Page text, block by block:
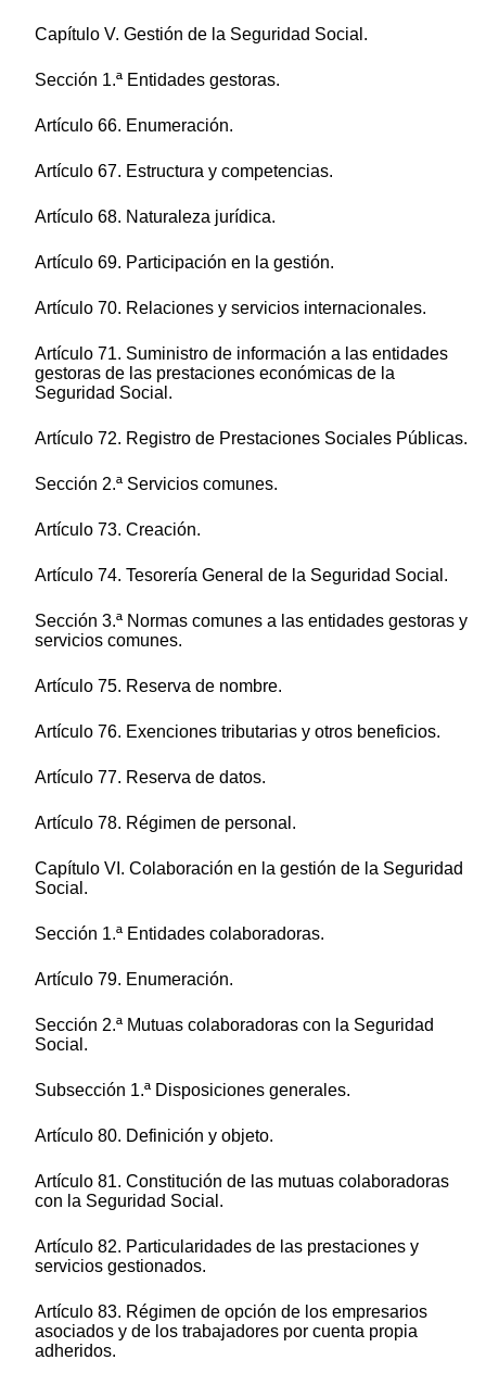
Capítulo V. Gestión de la Seguridad Social.
Sección 1.ª Entidades gestoras.
Artículo 66. Enumeración.
Artículo 67. Estructura y competencias.
Artículo 68. Naturaleza jurídica.
Artículo 69. Participación en la gestión.
Artículo 70. Relaciones y servicios internacionales.
Artículo 71. Suministro de información a las entidades
gestoras de las prestaciones económicas de la
Seguridad Social.
Artículo 72. Registro de Prestaciones Sociales Públicas.
Sección 2.ª Servicios comunes.
Artículo 73. Creación.
Artículo 74. Tesorería General de la Seguridad Social.
Sección 3.ª Normas comunes a las entidades gestoras y
servicios comunes.
Artículo 75. Reserva de nombre.
Artículo 76. Exenciones tributarias y otros beneficios.
Artículo 77. Reserva de datos.
Artículo 78. Régimen de personal.
Capítulo VI. Colaboración en la gestión de la Seguridad
Social.
Sección 1.ª Entidades colaboradoras.
Artículo 79. Enumeración.
Sección 2.ª Mutuas colaboradoras con la Seguridad
Social.
Subsección 1.ª Disposiciones generales.
Artículo 80. Definición y objeto.
Artículo 81. Constitución de las mutuas colaboradoras
con la Seguridad Social.
Artículo 82. Particularidades de las prestaciones y
servicios gestionados.
Artículo 83. Régimen de opción de los empresarios
asociados y de los trabajadores por cuenta propia
adheridos.